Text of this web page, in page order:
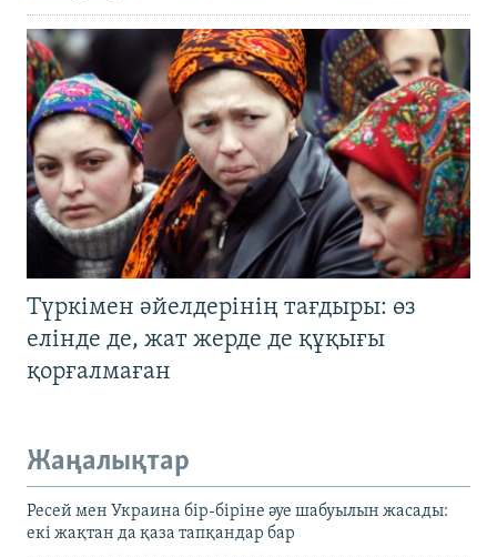
Түркімен әйелдерінің тағдыры: өз
елінде де, жат жерде де құқығы
қорғалмаған
Жаңалықтар
Ресей мен Украина бір-біріне әуе шабуылын жасады:
екі жақтан да қаза тапқандар бар